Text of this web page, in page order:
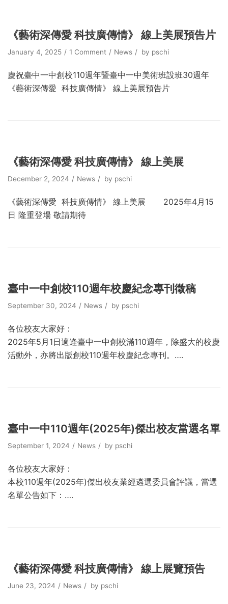
《藝術深傳愛 科技廣傳情》 線上美展預告片
January 4, 2025 1 Comment News by pschi
慶祝臺中一中創校110週年暨臺中一中美術班設班30週年
《藝術深傳愛 科技廣傳情》 線上美展預告片
《藝術深傳愛 科技廣傳情》 線上美展
December 2, 2024 News by pschi
《藝術深傳愛 科技廣傳情》 線上美展 2025年4月15
日 隆重登場 敬請期待
臺中一中創校110週年校慶紀念專刊徵稿
September 30, 2024 News by pschi
各位校友大家好：
2025年5月1日適逢臺中一中創校滿110週年，除盛大的校慶
活動外，亦將出版創校110週年校慶紀念專刊。….
臺中一中110週年(2025年)傑出校友當選名單
September 1, 2024 News by pschi
各位校友大家好：
本校110週年(2025年)傑出校友業經遴選委員會評議，當選
名單公告如下：….
《藝術深傳愛 科技廣傳情》 線上展覽預告
June 23, 2024 News by pschi